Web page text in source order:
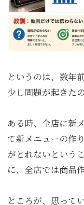
というのは、数年
少し問題が起きたの
ある時、全店に新
て新メニューの作
がとれないという
に、全店では商品
ところが、思って